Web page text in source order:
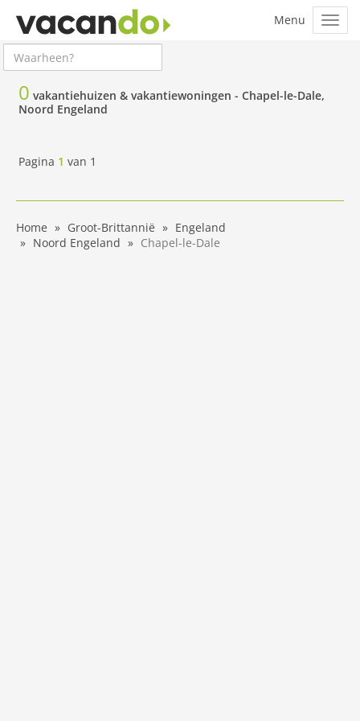
0 vakantiehuizen & vakantiewoningen - Chapel-le-Dale,
Noord Engeland
Pagina 1 van 1
Home Groot-Brittannië
Engeland
Noord Engeland
Chapel-le-Dale